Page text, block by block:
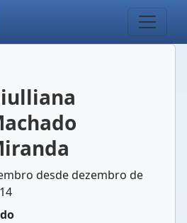
desde dezembro de